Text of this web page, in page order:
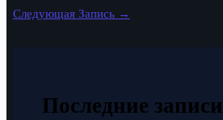
Следующая Запись →
Последние записи